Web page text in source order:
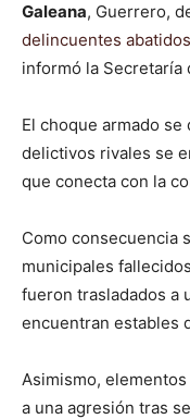
Galeana, Guerrero,
delincuentes abatidos
informó la Secretaría
El choque armado se
delictivos rivales se
que conecta con la
Como consecuencia
municipales
fueron trasladados a
encuentran estables
Asimismo,
a una agresión tras